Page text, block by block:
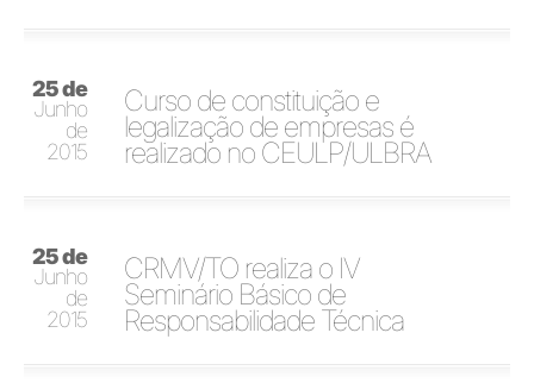
25 de
Junho
de
2015
Curso de constituição e
legalização de empresas é
realizado no CEULP/ULBRA
25 de
Junho
de
2015
CRMV/TO realiza o IV
Seminário Básico de
Responsabilidade Técnica